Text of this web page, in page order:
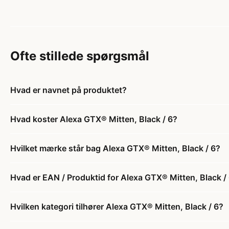
Ofte stillede spørgsmål
Hvad er navnet på produktet?
Hvad koster Alexa GTX® Mitten, Black / 6?
Hvilket mærke står bag Alexa GTX® Mitten, Black / 6?
Hvad er EAN / Produktid for Alexa GTX® Mitten, Black /
Hvilken kategori tilhører Alexa GTX® Mitten, Black / 6?